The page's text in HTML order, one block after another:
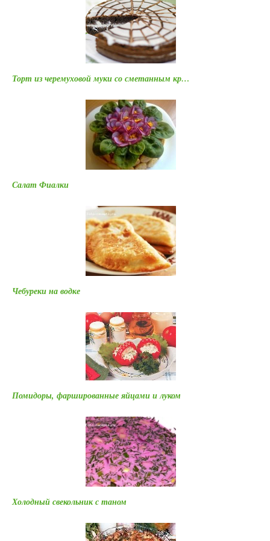
Торт из черемуховой муки со сметанным кр…
Салат Фиалки
Чебуреки на водке
Помидоры, фаршированные яйцами и луком
Холодный свекольник с таном